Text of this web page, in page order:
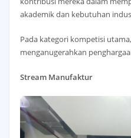
akademik dan kebutuhan
Pada kategori kompetisi
menganugerahkan
Stream Manufaktur